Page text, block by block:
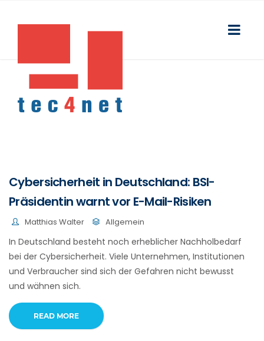
Cybersicherheit in Deutschland: BSI-
Präsidentin warnt vor E-Mail-Risiken
Matthias Walter Allgemein
In Deutschland besteht noch erheblicher Nachholbedarf
bei der Cybersicherheit. Viele Unternehmen, Institutionen
und Verbraucher sind sich der Gefahren nicht bewusst
und wähnen sich.
READ MORE